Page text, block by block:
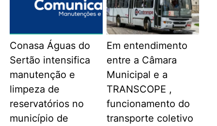
Conasa Águas do
Sertão intensifica
manutenção e
limpeza de
reservatórios no
município de
Em entendimento
entre a Câmara
Municipal e a
TRANSCOPE ,
funcionamento do
transporte coletivo